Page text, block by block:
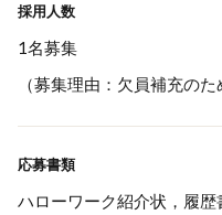
採用人数
1名募集
（募集理由：欠員補充のた
応募書類
ハローワーク紹介状，履